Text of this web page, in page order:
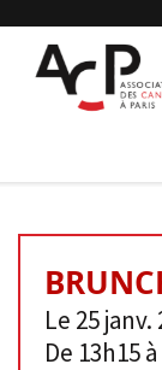
Le 25 janv.
De 13h15